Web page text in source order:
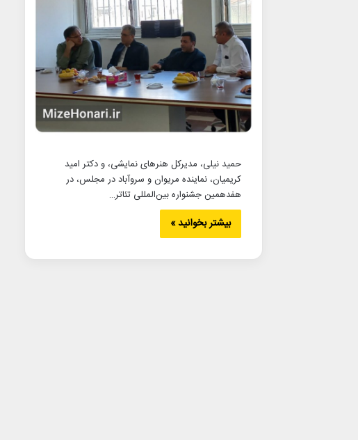
حمید نیلی، مدیرکل هنرهای نمایشی، و دکتر امید
کریمیان، نماینده مریوان و سروآباد در مجلس، در
هفدهمین جشنواره بین‌المللی تئاتر…
بیشتر بخوانید »